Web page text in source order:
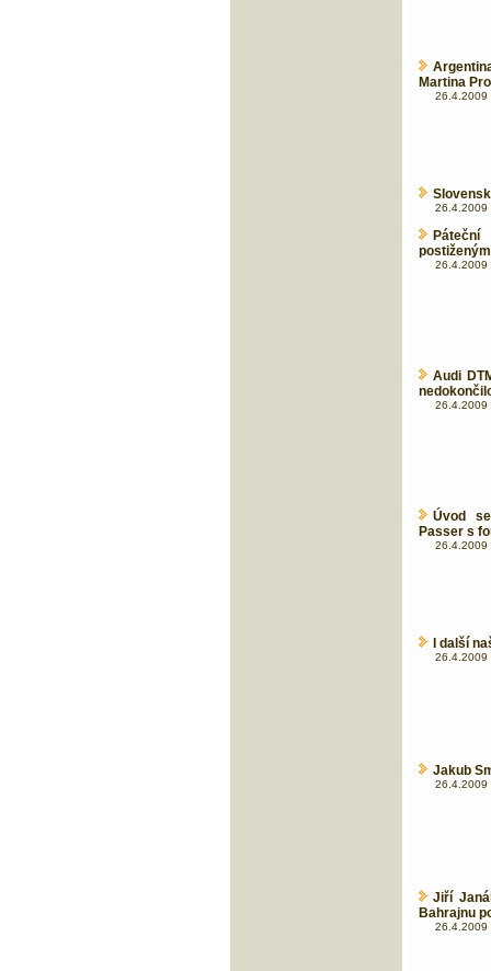
Martina
26.4.2009
26.4.2009
26.4.2009
Audi
26.4.2009
Úvod
Passer s
26.4.2009
I další
26.4.2009
Jakub
26.4.2009
Jiří
Bahrajnu
26.4.2009